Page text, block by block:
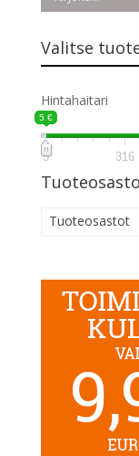
Valitse
Hintahaitari
5 €
5 316
Tuoteosastot